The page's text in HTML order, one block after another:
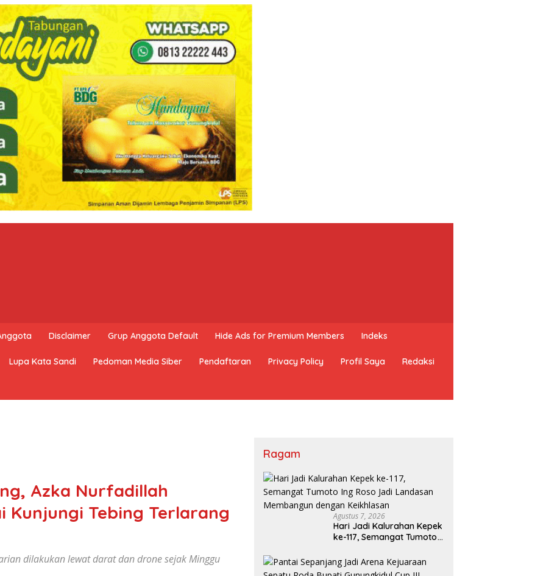
Disclaimer Grup Anggota Default Hide Ads for Premium Members Indeks
Lupa Kata Sandi Pedoman Media Siber Pendaftaran Privacy Policy Profil Saya Redaksi
Azka Nurfadillah
Kunjungi Tebing Terlarang
dilakukan lewat darat dan drone sejak Minggu
Ragam
Agustus 7, 2026
Hari Jadi Kalurahan Kepek
ke-117, Semangat Tumoto
Membangun dengan
Keikhlasan